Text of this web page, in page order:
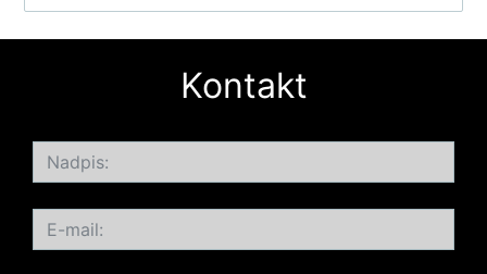
Kontakt